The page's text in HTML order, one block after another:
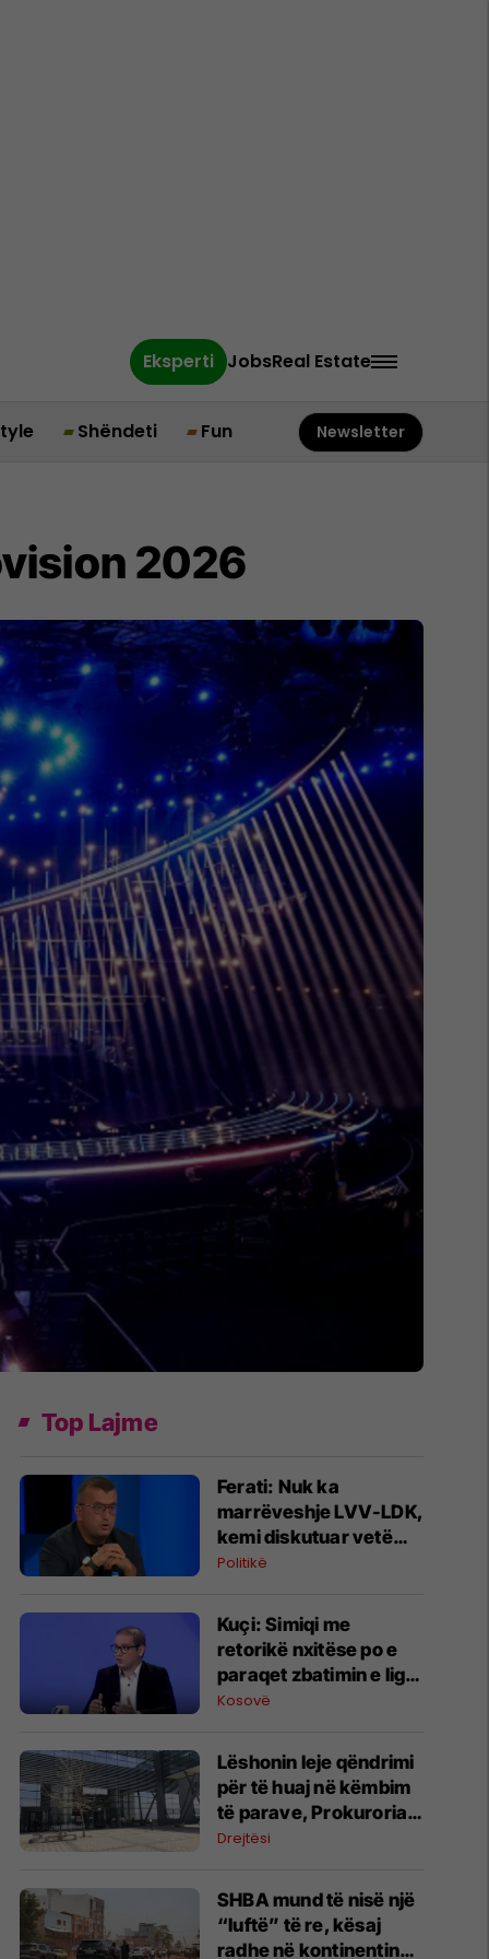
Eksperti JobsReal Estate
Shëndeti Fun Newsletter
2026
Top Lajme
Ferati: Nuk ka
marrëveshje LVV-LDK,
kemi diskutuar vetëm
për parime
Politikë
Kuçi: Simiqi me
retorikë nxitëse po e
paraqet zbatimin e ligjit
në veri si "spastrim
Kosovë
Lëshonin leje qëndrimi
për të huaj në këmbim
të parave, Prokuroria
jep detaje për zyrtarët
Drejtësi
SHBA mund të nisë një
“luftë” të re, kësaj
radhe në kontinentin